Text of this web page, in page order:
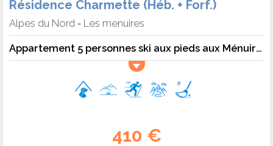
Résidence Charmette (Héb. + Forf.)
Alpes du Nord - Les menuires
Appartement 5 personnes ski aux pieds aux Ménuires - 5 pers. - 36m2 - TV - Animaux admis
410 €